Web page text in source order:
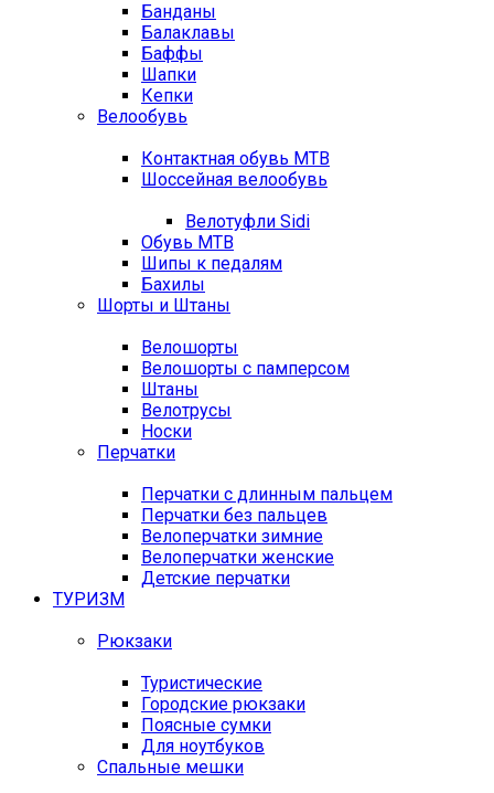
Банданы
Балаклавы
Баффы
Шапки
Кепки
Велообувь
Контактная обувь MTB
Шоссейная велообувь
Велотуфли Sidi
Обувь MTB
Шипы к педалям
Бахилы
Шорты и Штаны
Велошорты
Велошорты с памперсом
Штаны
Велотрусы
Носки
Перчатки
Перчатки с длинным пальцем
Перчатки без пальцев
Велоперчатки зимние
Велоперчатки женские
Детские перчатки
ТУРИЗМ
Рюкзаки
Туристические
Городские рюкзаки
Поясные сумки
Для ноутбуков
Спальные мешки